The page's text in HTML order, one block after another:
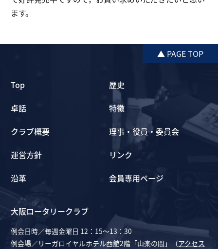
ます。
▲ PAGE TOP
Top
卓話
クラブ概要
運営方針
沿革
歴史
特徴
理事・役員・委員会
リンク
会員専用ページ
大阪ロータリークラブ
例会日時／毎週金曜日 12：15～13：30
例会場／リーガロイヤルホテル西館2階「山楽の間」（アクセス